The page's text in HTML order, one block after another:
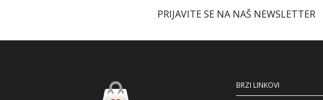
PRIJAVITE SE NA NAŠ NEWSLETTER
BRZI LINKOVI